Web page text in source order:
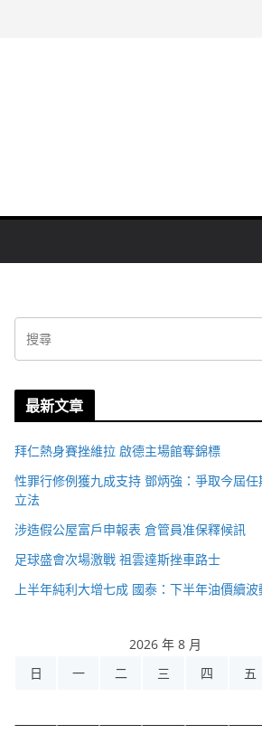
最新文章
拜仁熱身賽挫維拉 啟德主場館奪錦標
性罪行修例獲九成支持 鄧炳強：爭取今屆
立法
涉造假公屋富戶申報表 倉管員准保釋候訊
足球盛會次場激戰 祖雲達斯挫車路士
上半年純利大增七成 國泰：下半年油價續波
2026 年 8 月
日
一 二 三 四 五